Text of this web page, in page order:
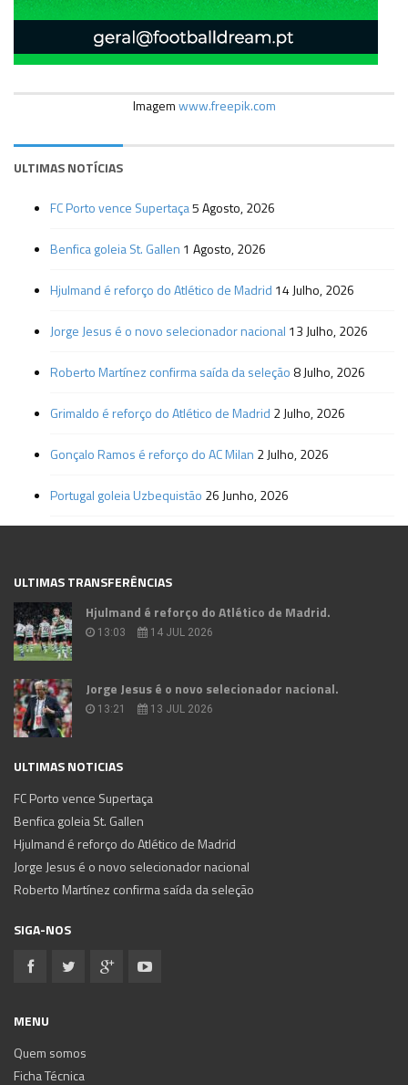
Imagemwww.freepik.com
ULTIMAS NOTÍCIAS
FC Porto vence Supertaça5 Agosto, 2026
Benfica goleia St. Gallen 1 Agosto, 2026
Hjulmand é reforço do Atlético de Madrid 14 Julho, 2026
Jorge Jesus é o novo selecionador nacional 13 Julho, 2026
Roberto Martínez confirma saída da seleção 8 Julho, 2026
Grimaldo é reforço do Atlético de Madrid 2 Julho, 2026
Gonçalo Ramos é reforço do AC Milan 2 Julho, 2026
Portugal goleia Uzbequistão 26 Junho, 2026
ULTIMAS TRANSFERÊNCIAS
Hjulmand é reforço do Atlético de Madrid.
13:03 14 JUL 2026
Jorge Jesus é o novo selecionador nacional.
13:21 13 JUL 2026
ULTIMAS NOTICIAS
FC Porto vence Supertaça
Benfica goleia St. Gallen
Hjulmand é reforço do Atlético de Madrid
Jorge Jesus é o novo selecionador nacional
Roberto Martínez confirma saída da seleção
SIGA-NOS
MENU
Quem somos
Ficha Técnica